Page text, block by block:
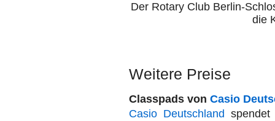
Der Rotary Club Berlin-
die
Weitere Preise
Classpads von Casio
Casio Deutschland